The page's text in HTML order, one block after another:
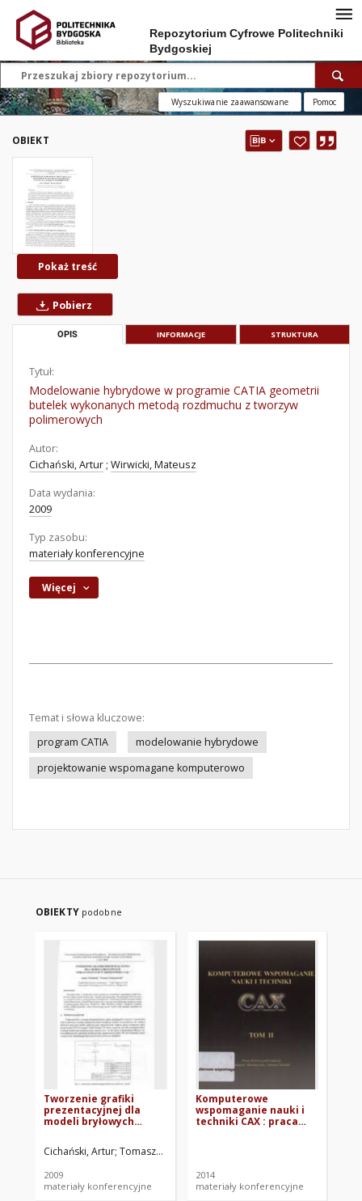
Repozytorium Cyfrowe Politechniki
Bydgoskiej
Wyszukiwanie zaawansowane Pomoc
OBIEKT
Pokaż treść
Pobierz
OPIS INFORMACJE STRUKTURA
Tytuł:
Modelowanie hybrydowe w programie CATIA geometrii
butelek wykonanych metodą rozdmuchu z tworzyw
polimerowych
Autor:
Cichański, Artur ; Wirwicki, Mateusz
Data wydania:
2009
Typ zasobu:
materiały konferencyjne
Więcej
Temat i słowa kluczowe:
program CATIA
modelowanie hybrydowe
projektowanie wspomagane komputerowo
OBIEKTY podobne
Tworzenie grafiki
prezentacyjnej dla
modeli bryłowych
środowisku CAD
Cichański, Artur Tomaszewski, Tomasz
2009
materiały konferencyjne
Komputerowe
wspomaganie nauki i
techniki CAX : praca
Technologiczno-
Przyrodniczy. Wydział
2014
materiały konferencyjne